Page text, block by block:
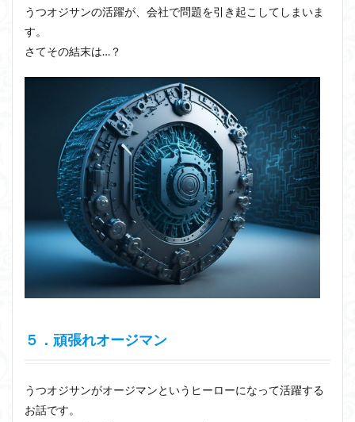
うつオジサンの活躍が、会社で問題を引き起こしてしまいま
す。
さてその結末は…？
５．頑張れオージマン
うつオジサンがオージマンというヒーローになって活躍する
お話です。